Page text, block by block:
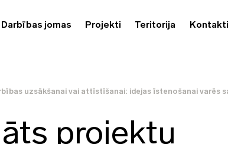
Darbības jomas Projekti Teritorija Kontakti
uzsākšanai vai attīstīšanai: idejas īstenošanai varēs
projektu